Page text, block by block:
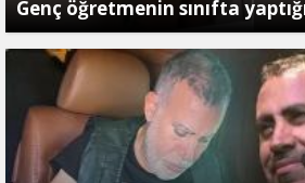
Genç öğretmenin sınıfta